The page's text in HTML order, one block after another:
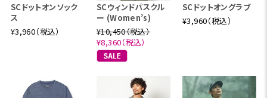
SCドットオンソック
ス
¥3,960（税込）
SCウィンドパスクル
ー (Women’s)
¥10,450（税込）
¥8,360（税込）
SCドットオングラブ
¥3,960（税込）